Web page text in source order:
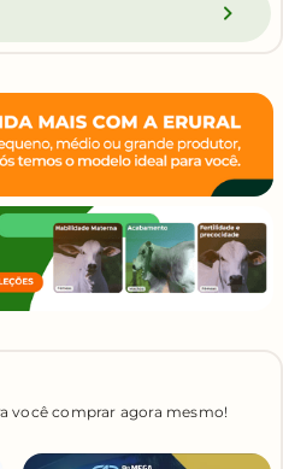
você comprar agora mesmo!